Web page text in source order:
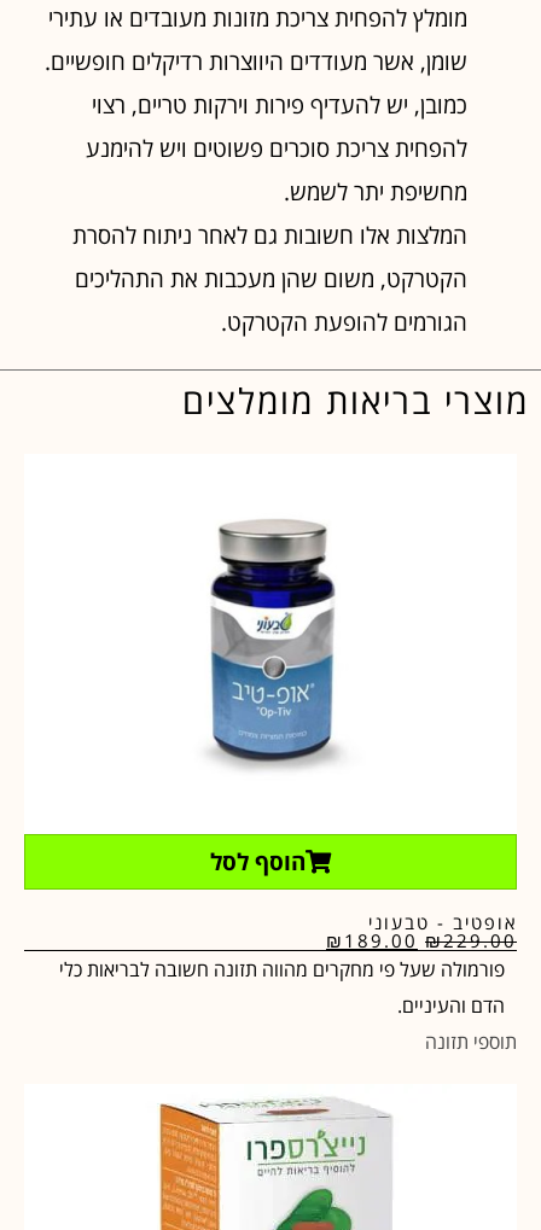
מומלץ להפחית צריכת מזונות מעובדים או עתירי
שומן, אשר מעודדים היווצרות רדיקלים חופשיים.
כמובן, יש להעדיף פירות וירקות טריים, רצוי
להפחית צריכת סוכרים פשוטים ויש להימנע
מחשיפת יתר לשמש.
המלצות אלו חשובות גם לאחר ניתוח להסרת
הקטרקט, משום שהן מעכבות את התהליכים
הגורמים להופעת הקטרקט.
מוצרי בריאות מומלצים
הוסף לסל
אופטיב - טבעוני
₪229.00
₪ 189.00
פורמולה שעל פי מחקרים מהווה תזונה חשובה לבריאות כלי
הדם והעיניים.
תוספי תזונה